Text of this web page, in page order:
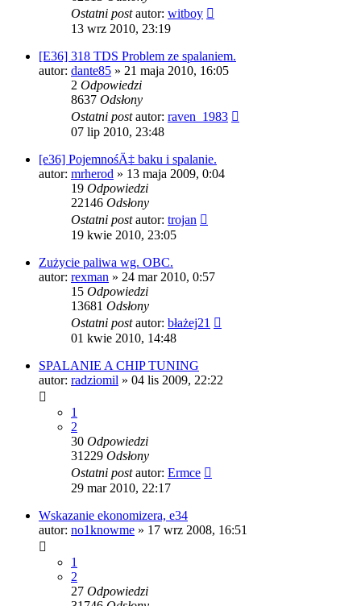
Ostatni postautor: witboy
13 wrz 2010, 23:19
[E36] 318 TDS Problem ze spalaniem.
autor: dante85 » 21 maja 2010, 16:05
2 Odpowiedzi
8637 Odsłony
Ostatni postautor: raven_1983
07 lip 2010, 23:48
[e36] PojemnośÄ‡ baku i spalanie.
autor: mrherod » 13 maja 2009, 0:04
19 Odpowiedzi
22146 Odsłony
Ostatni postautor: trojan
19 kwie 2010, 23:05
Zużycie paliwa wg. OBC.
autor: rexman » 24 mar 2010, 0:57
15 Odpowiedzi
13681 Odsłony
Ostatni postautor: błażej21
01 kwie 2010, 14:48
SPALANIE A CHIP TUNING
autor: radziomil » 04 lis 2009, 22:22
1
2
30 Odpowiedzi
31229 Odsłony
Ostatni postautor: Ermce
29 mar 2010, 22:17
Wskazanie ekonomizera, e34
autor: no1knowme » 17 wrz 2008, 16:51
1
2
27 Odpowiedzi